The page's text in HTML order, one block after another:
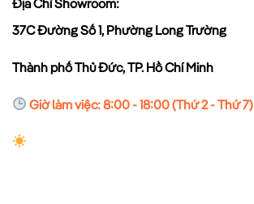
Địa Chỉ Showroom:
37C Đường Số 1, Phường Long Trường
Thành phố Thủ Đức, TP. Hồ Chí Minh
Giờ làm việc: 8:00 - 18:00 (Thứ 2 - Thứ 7)